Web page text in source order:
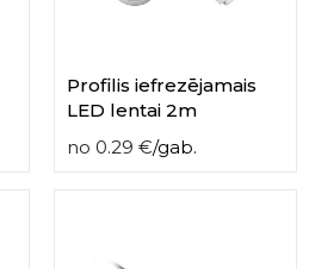
Profilis iefrezējamais
LED lentai 2m
no 0.29 €/gab.